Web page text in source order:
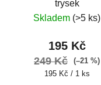
trysek
Skladem (>5 ks)
195 Kč
249 Kč
(–21 %)
Měrná
195 Kč / 1 ks